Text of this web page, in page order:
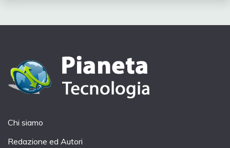
Chi siamo
Redazione ed Autori